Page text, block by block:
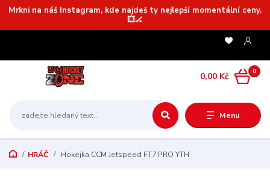
Mrkni na náš Instagram, kde najdeš ty nejlepší momentální ceny.
💥🏒
Menu
0
0,00 Kč
HRÁČ Hokejka CCM Jetspeed FT7 PRO YTH